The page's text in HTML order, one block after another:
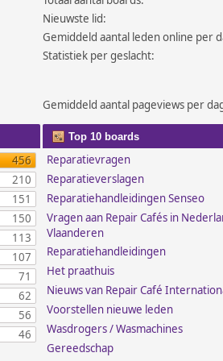
Nieuwste lid:
Gemiddeld aantal leden online per
Statistiek per geslacht:
Gemiddeld aantal pageviews per
456
210
151
150
113
107
71
62
56
46
Top 10 boards
Reparatievragen
Reparatieverslagen
Reparatiehandleidingen Senseo
Vragen aan Repair Cafés in
Vlaanderen
Reparatiehandleidingen
Het praathuis
Nieuws van Repair Café
Voorstellen nieuwe leden
Wasdrogers / Wasmachines
Gereedschap